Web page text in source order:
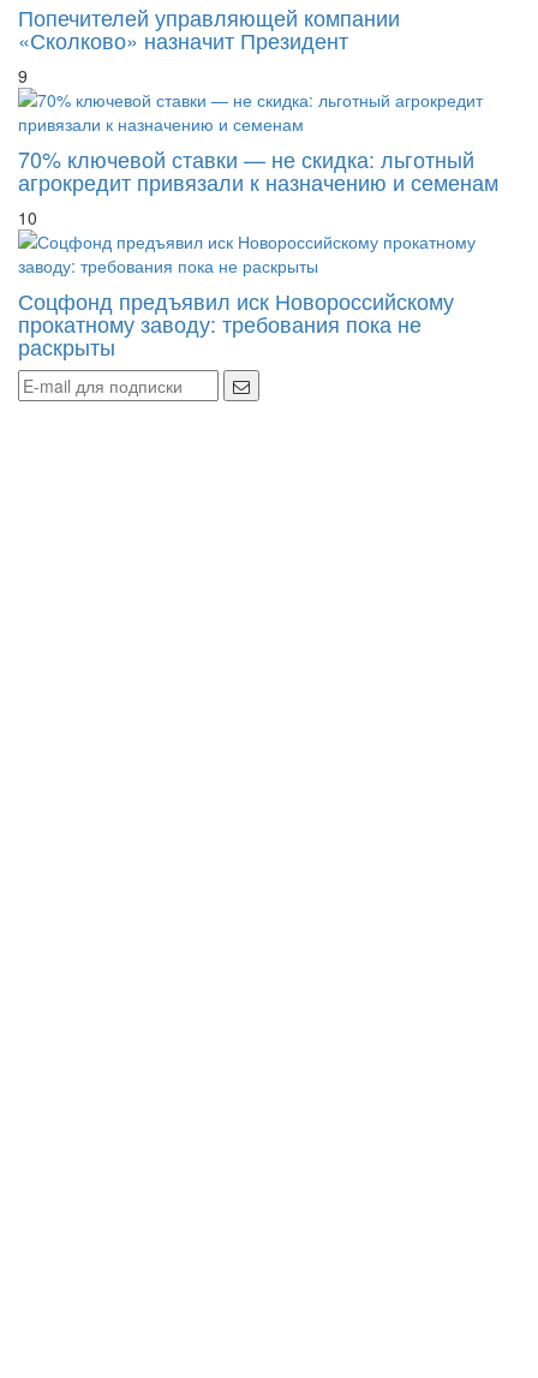
Попечителей управляющей компании
«Сколково» назначит Президент
9
70% ключевой ставки — не скидка: льготный
агрокредит привязали к назначению и семенам
10
Соцфонд предъявил иск Новороссийскому
прокатному заводу: требования пока не
раскрыты